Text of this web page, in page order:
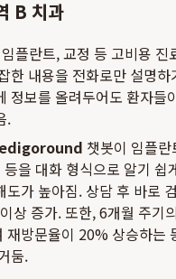
B 치과
임플란트, 교정 등 고비용 진
한 내용을 전화로만 설명하
정보를 올려두어도 환자들
.
챗봇이 임플
을 대화 형식으로 알기 쉽
도가 높아짐. 상담 후 바로
상 증가. 또한, 6개월 주기
재방문율이 20% 상승하는
둠.